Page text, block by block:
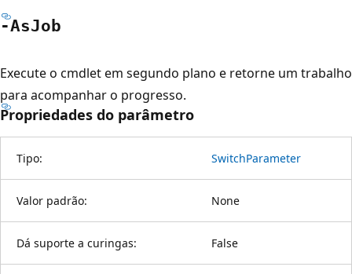
-AsJob
Execute o cmdlet em segundo plano e retorne um trabalho
para acompanhar o progresso.
Propriedades do parâmetro
Tipo: SwitchParameter
Valor padrão: None
Dá suporte a curingas: False